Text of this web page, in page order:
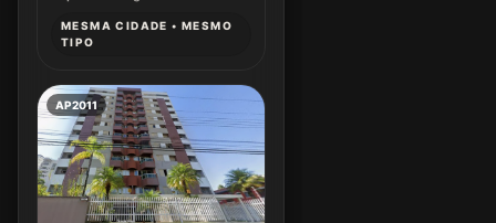
MESMA CIDADE • MESMO
TIPO
AP2011